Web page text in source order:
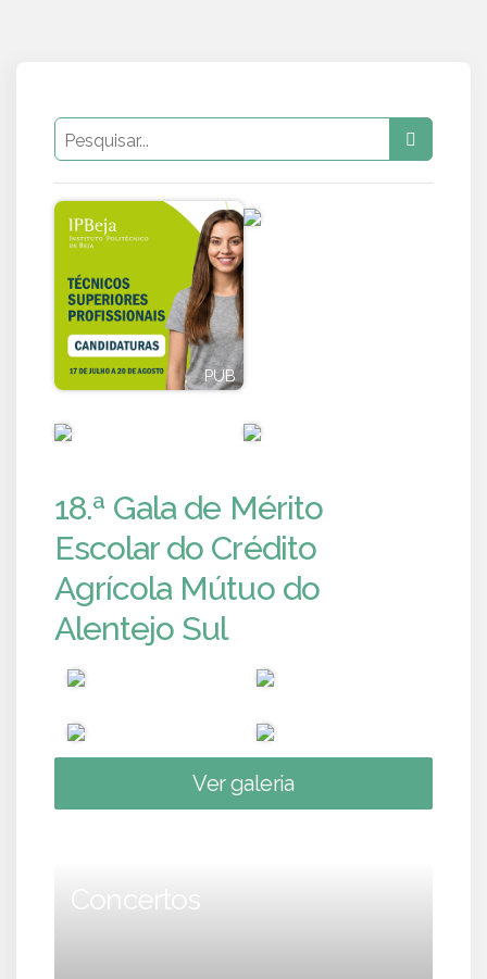
PUB
18.ª Gala de Mérito
Escolar do Crédito
Agrícola Mútuo do
Alentejo Sul
Ver galeria
Concertos